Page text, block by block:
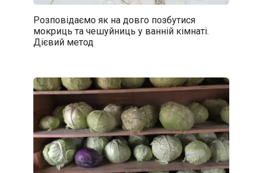
Розповідаємо як на довго позбутися
мокриць та чешуйниць у ванній кімнаті.
Дієвий метод